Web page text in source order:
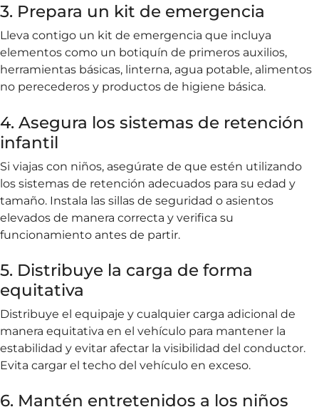
3. Prepara un kit de emergencia
Lleva contigo un kit de emergencia que incluya
elementos como un botiquín de primeros auxilios,
herramientas básicas, linterna, agua potable, alimentos
no perecederos y productos de higiene básica.
4. Asegura los sistemas de retención
infantil
Si viajas con niños, asegúrate de que estén utilizando
los sistemas de retención adecuados para su edad y
tamaño. Instala las sillas de seguridad o asientos
elevados de manera correcta y verifica su
funcionamiento antes de partir.
5. Distribuye la carga de forma
equitativa
Distribuye el equipaje y cualquier carga adicional de
manera equitativa en el vehículo para mantener la
estabilidad y evitar afectar la visibilidad del conductor.
Evita cargar el techo del vehículo en exceso.
6. Mantén entretenidos a los niños